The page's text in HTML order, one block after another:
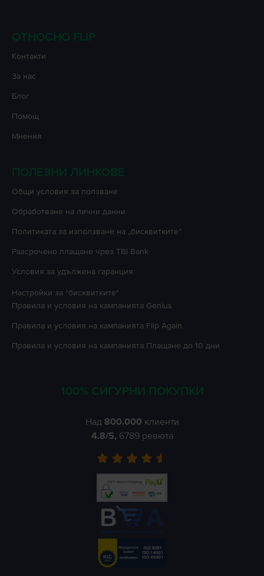
ОТНОСНО FLIP
Контакти
За нас
Блог
Помощ
Мнения
ПОЛЕЗНИ ЛИНКОВЕ
Oбщи условия за ползване
Oбработване на лични данни
Политиката за използване на „бисквитките”
Разсрочено плащане чрез TBI Bank
Условия за удължена гаранция
Настройки за "бисквитките"
Правила и условия на кампанията Genius
Правила и условия на кампанията Flip Again
Правила и условия на кампанията Плащане до 10 дни
100% СИГУРНИ ПОКУПКИ
Над 800.000 клиенти
4.8/5, 6789 ревюта